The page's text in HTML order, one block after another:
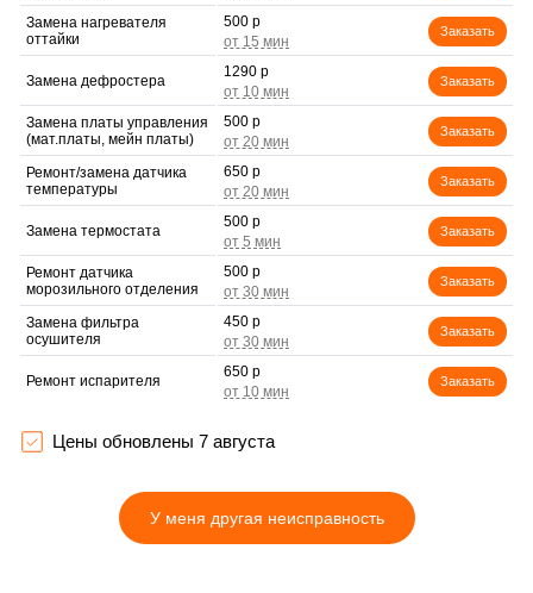
Замена нагревателя
оттайки
500 р
Заказать
Замена дефростера
1290 р
Заказать
Замена платы управления
(мат.платы, мейн платы)
500 р
Заказать
Ремонт/замена датчика
температуры
650 р
Заказать
Замена термостата
500 р
Заказать
Ремонт датчика
морозильного отделения
500 р
Заказать
Замена фильтра
осушителя
450 р
Заказать
Ремонт испарителя
650 р
Заказать
системы
550 р
Цены обновлены 7 августа
У меня другая неисправность